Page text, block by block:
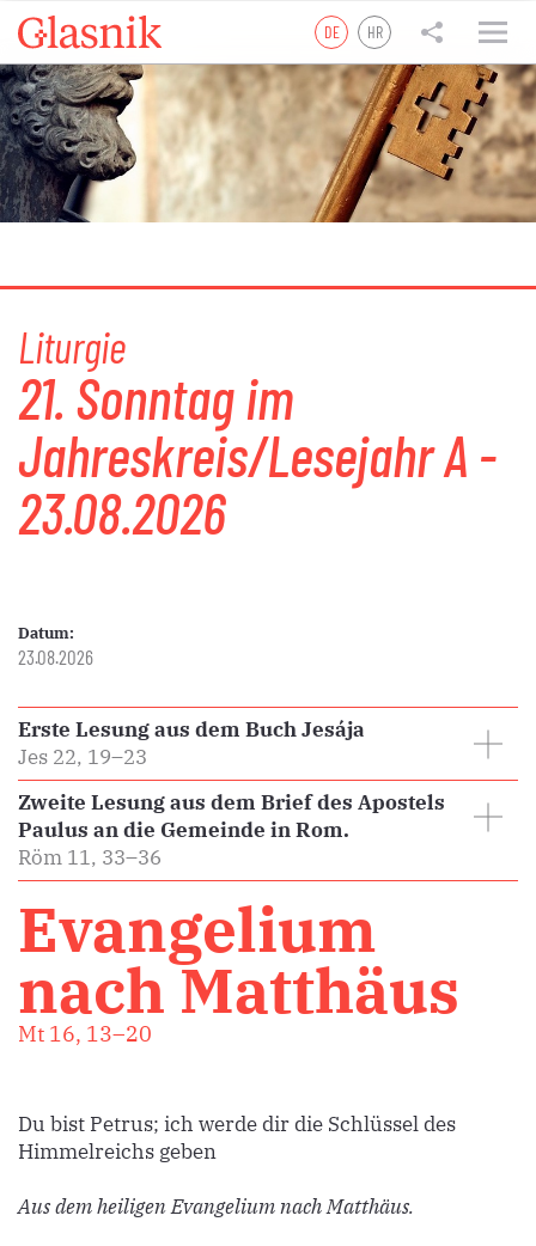
DE HR
tweet
teilen
teilen
Liturgie
21. Sonntag im
Jahreskreis/Lesejahr A -
23.08.2026
Datum:
23.08.2026
Erste Lesung aus dem Buch Jesája
Jes 22, 19–23
Zweite Lesung aus dem Brief des Apostels
Paulus an die Gemeinde in Rom.
Röm 11, 33–36
Evangelium
nach Matthäus
Mt 16, 13–20
Du bist Petrus; ich werde dir die Schlüssel des
Himmelreichs geben
Aus dem heiligen Evangelium nach Matthäus.